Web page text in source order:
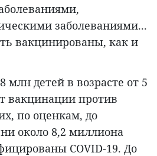
заболеваниями...
вакцинированы, как и
млн детей в возрасте от 5
вакцинации против
по оценкам, до
около 8,2 миллиона
COVID-19. До